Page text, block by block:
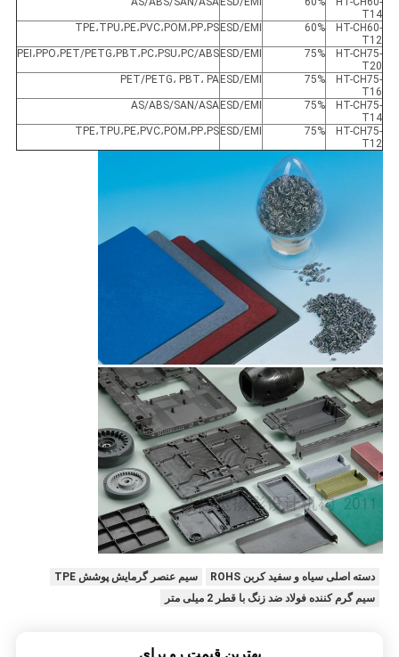
T14
HT-CH60-
T12
60%
ESD/EMI TPE،TPU،PE،PVC،POM،PP،PS
HT-CH75-
T20
75%
ESD/EMI PEI،PPO،PET/PETG،PBT،PC،PSU،PC/ABS
HT-CH75-
T16
75%
ESD/EMI PET/PETG، PBT، PA
HT-CH75-
T14
75%
ESD/EMI
AS/ABS/SAN/ASA
HT-CH75-
T12
75%
ESD/EMI TPE،TPU،PE،PVC،POM،PP،PS
دسته اصلی سیاه و سفید کربن ROHS
سیم عنصر گرمایش پوشش TPE
سیم گرم کننده فولاد ضد زنگ با قطر 2 میلی متر